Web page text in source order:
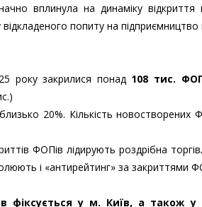
вплинула на динаміку відкриття
попиту на підприємництво
року закрилися понад 108 тис.
20%. Кількість новостворених
ФОПів лідирують роздрібна
і «антирейтинг» за закриттями
фіксується у м. Київ, а також